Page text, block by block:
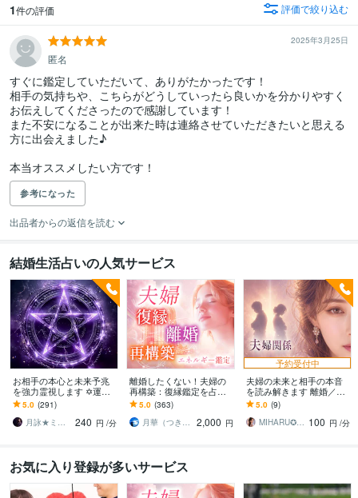
1件の評価 評価で絞り込む
2025年3月25日
匿名
すぐに鑑定していただいて、ありがたかったです！
相手の気持ちや、こちらがどうしていったら良いかを分かりやすく
お伝えしてくださったので感謝しています！
また不安になることが出来た時は連絡させていただきたいと思える
方に出会えました♪
本当オススメしたい方です！
参考になった
出品者からの返信を読む
結婚生活占いの人気サービス
お相手の本心と未来予兆
を強力霊視します ✡️運命
が動く瞬間と訪れる縁を
視抜きます
5.0 (291)
月詠★ミレイ⁑魂を読み解く現代の魔女
240 円 /分
離婚したくない！夫婦の
再構築：復縁鑑定を占い
ます 潜在意識の魂鑑定で
不倫浮気等の離婚危機か
ら夫婦円満に。
5.0 (363)
月華（つきか）
2,000 円
予約受付中
夫婦の未来と相手の本音
を読み解きます 離婚／不
倫／会話なし／夫婦修復
／子育て／モラハラ／仮
面夫婦
5.0 (9)
MIHARU✪深層心理サイキック鑑定師 100 円 /分
お気に入り登録が多いサービス